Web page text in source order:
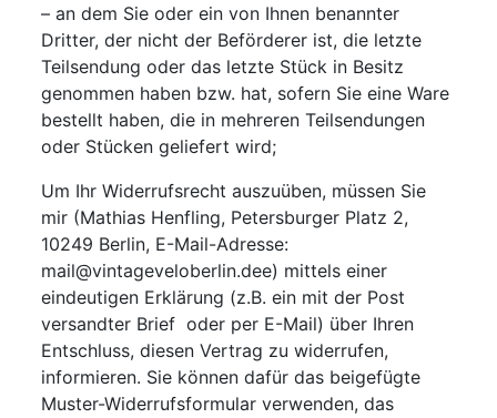
– an dem Sie oder ein von Ihnen benannter
Dritter, der nicht der Beförderer ist, die letzte
Teilsendung oder das letzte Stück in Besitz
genommen haben bzw. hat, sofern Sie eine Ware
bestellt haben, die in mehreren Teilsendungen
oder Stücken geliefert wird;
Um Ihr Widerrufsrecht auszuüben, müssen Sie
mir (Mathias Henfling, Petersburger Platz 2,
10249 Berlin, E-Mail-Adresse:
mail@vintageveloberlin.dee) mittels einer
eindeutigen Erklärung (z.B. ein mit der Post
versandter Brief oder per E-Mail) über Ihren
Entschluss, diesen Vertrag zu widerrufen,
informieren. Sie können dafür das beigefügte
Muster-Widerrufsformular verwenden, das